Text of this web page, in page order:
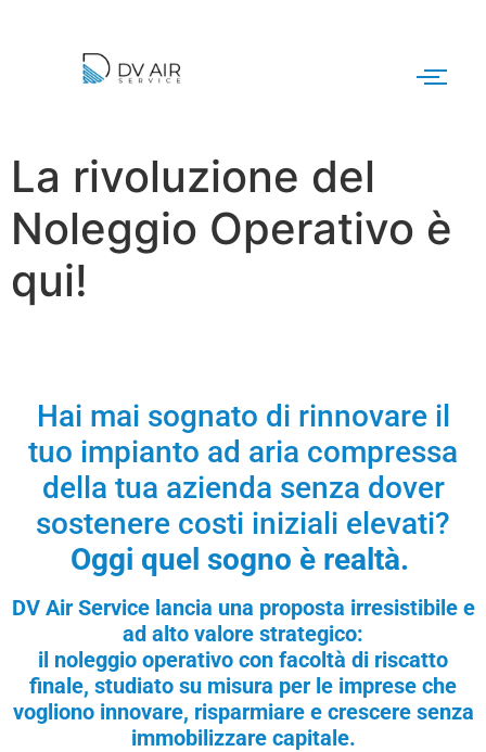
La rivoluzione del
Noleggio Operativo è
qui!
Hai mai sognato di rinnovare il
tuo impianto ad aria compressa
della tua azienda senza dover
sostenere costi iniziali elevati?
Oggi quel sogno è realtà.
DV Air Service lancia una proposta irresistibile e
ad alto valore strategico:
il noleggio operativo con facoltà di riscatto
finale, studiato su misura per le imprese che
vogliono innovare, risparmiare e crescere senza
immobilizzare capitale.